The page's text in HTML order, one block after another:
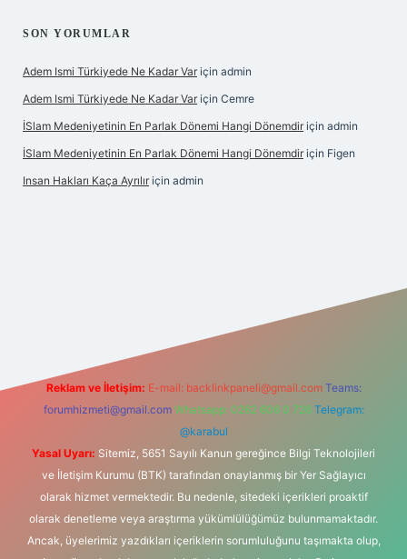
SON YORUMLAR
Adem Ismi Türkiyede Ne Kadar Var için admin
Adem Ismi Türkiyede Ne Kadar Var için Cemre
İSlam Medeniyetinin En Parlak Dönemi Hangi Dönemdir için admin
İSlam Medeniyetinin En Parlak Dönemi Hangi Dönemdir için Figen
Insan Hakları Kaça Ayrılır için admin
Reklam ve İletişim: E-mail: backlinkpaneli@gmail.com Teams:
forumhizmeti@gmail.com Whatsapp: 0262 606 0 726 Telegram:
@karabul
Yasal Uyarı: Sitemiz, 5651 Sayılı Kanun gereğince Bilgi Teknolojileri
ve İletişim Kurumu (BTK) tarafından onaylanmış bir Yer Sağlayıcı
olarak hizmet vermektedir. Bu nedenle, sitedeki içerikleri proaktif
olarak denetleme veya araştırma yükümlülüğümüz bulunmamaktadır.
Ancak, üyelerimiz yazdıkları içeriklerin sorumluluğunu taşımakta olup,